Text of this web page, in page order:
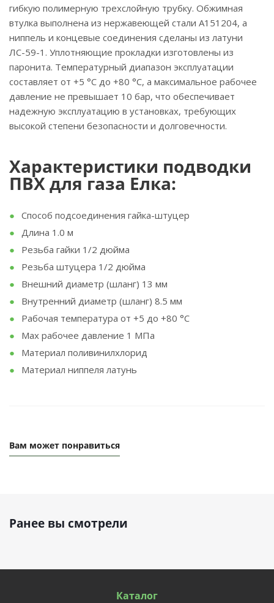
гибкую полимерную трехслойную трубку. Обжимная
втулка выполнена из нержавеющей стали А151204, а
ниппель и концевые соединения сделаны из латуни
ЛС-59-1. Уплотняющие прокладки изготовлены из
паронита. Температурный диапазон эксплуатации
составляет от +5 °C до +80 °C, а максимальное рабочее
давление не превышает 10 бар, что обеспечивает
надежную эксплуатацию в установках, требующих
высокой степени безопасности и долговечности.
Характеристики подводки
ПВХ для газа Елка:
Способ подсоединения гайка-штуцер
Длина 1.0 м
Резьба гайки 1/2 дюйма
Резьба штуцера 1/2 дюйма
Внешний диаметр (шланг) 13 мм
Внутренний диаметр (шланг) 8.5 мм
Рабочая температура от +5 до +80 °С
Max рабочее давление 1 МПа
Материал поливинилхлорид
Материал ниппеля латунь
Вам может понравиться
Ранее вы смотрели
Каталог